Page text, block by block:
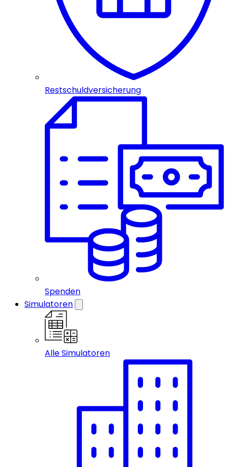
Restschuldversicherung
Spenden
Simulatoren
Alle Simulatoren